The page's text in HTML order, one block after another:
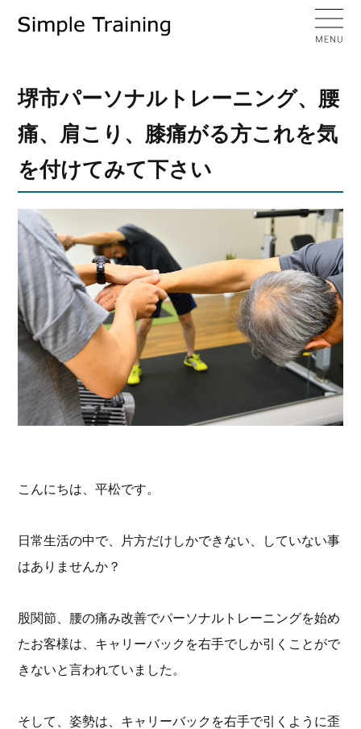
堺市パーソナルトレーニング、腰
痛、肩こり、膝痛がる方これを気
を付けてみて下さい
こんにちは、平松です。
日常生活の中で、片方だけしかできない、していない事
はありませんか？
股関節、腰の痛み改善でパーソナルトレーニングを始め
たお客様は、キャリーバックを右手でしか引くことがで
きないと言われていました。
そして、姿勢は、キャリーバックを右手で引くように歪